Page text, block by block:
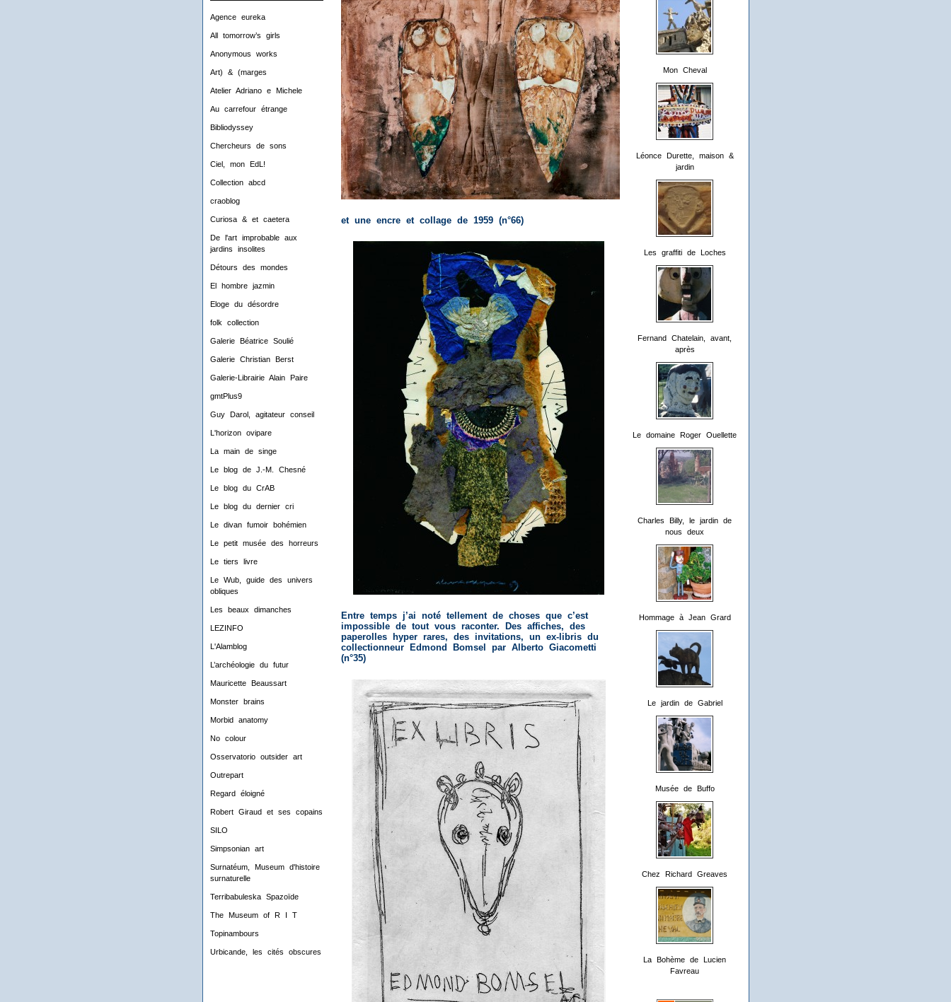
Agence eureka
All tomorrow’s girls
Anonymous works
Art) & (marges
Atelier Adriano e Michele
Au carrefour étrange
Bibliodyssey
Chercheurs de sons
Ciel, mon EdL!
Collection abcd
craoblog
Curiosa & et caetera
De l'art improbable aux
jardins insolites
Détours des mondes
El hombre jazmin
Eloge du désordre
folk collection
Galerie Béatrice Soulié
Galerie Christian Berst
Galerie-Librairie Alain Paire
gmtPlus9
Guy Darol, agitateur conseil
L'horizon ovipare
La main de singe
Le blog de J.-M. Chesné
Le blog du CrAB
Le blog du dernier cri
Le divan fumoir bohémien
Le petit musée des horreurs
Le tiers livre
Le Wub, guide des univers
obliques
Les beaux dimanches
LEZINFO
L'Alamblog
L’archéologie du futur
Mauricette Beaussart
Monster brains
Morbid anatomy
No colour
Osservatorio outsider art
Outrepart
Regard éloigné
Robert Giraud et ses copains
SILO
Simpsonian art
Surnatéum, Museum d'histoire
surnaturelle
Terribabuleska Spazoïde
The Museum of R I T
Topinambours
Urbicande, les cités obscures
Mon Cheval
Léonce Durette, maison &
jardin
Les graffiti de Loches
Fernand Chatelain, avant,
après
Le domaine Roger Ouellette
Charles Billy, le jardin de
nous deux
Hommage à Jean Grard
Le jardin de Gabriel
Musée de Buffo
Chez Richard Greaves
La Bohème de Lucien
Favreau
et une encre et collage de 1959 (n°66)
Entre temps j’ai noté tellement de choses que c’est
impossible de tout vous raconter. Des affiches, des
paperolles hyper rares, des invitations, un ex-libris du
collectionneur Edmond Bomsel par Alberto Giacometti
(n°35)